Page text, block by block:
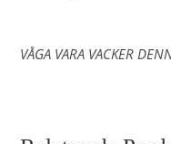
VÅGA VARA VACKER